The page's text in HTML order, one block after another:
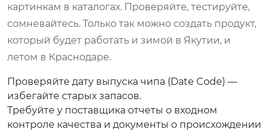
картинкам в каталогах. Проверяйте, тестируйте,
сомневайтесь. Только так можно создать продукт,
который будет работать и зимой в Якутии, и
летом в Краснодаре.
Проверяйте дату выпуска чипа (Date Code) —
избегайте старых запасов.
Требуйте у поставщика отчеты о входном
контроле качества и документы о происхождении